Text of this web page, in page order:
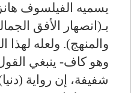
يسميه الفيلسوف
بـ(انصهار الأفق
والمنهج). ولعله لهذا
وهو كاف- ينبغي
شفيفة، إن رواية